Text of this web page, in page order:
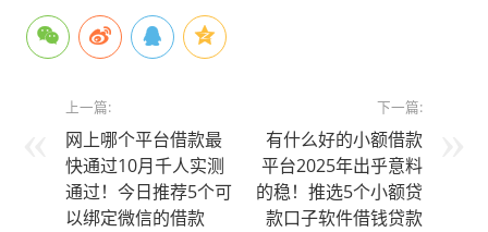
上一篇:
网上哪个平台借款最
快通过10月千人实测
通过！今日推荐5个可
以绑定微信的借款
下一篇:
有什么好的小额借款
平台2025年出乎意料
的稳！推选5个小额贷
款口子软件借钱贷款